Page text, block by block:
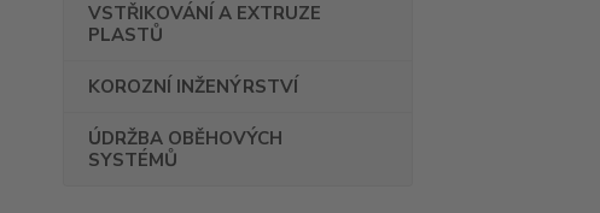
VSTŘIKOVÁNÍ A EXTRUZE
PLASTŮ
KOROZNÍ INŽENÝRSTVÍ
ÚDRŽBA OBĚHOVÝCH
SYSTÉMŮ